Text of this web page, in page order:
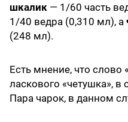
шкалик — 1/60 часть
1/40 ведра (0,310 мл), а
(248 мл).
Есть мнение, что
ласкового «четушка»,
Пара чарок, в данном